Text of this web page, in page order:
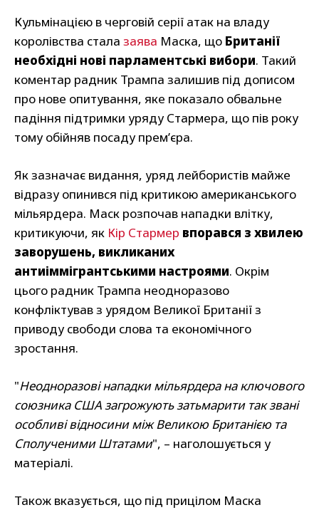
Кульмінацією в черговій серії атак на владу
королівства стала заява Маска, що Британії
необхідні нові парламентські вибори. Такий
коментар радник Трампа залишив під дописом
про нове опитування, яке показало обвальне
падіння підтримки уряду Стармера, що пів року
тому обійняв посаду прем’єра.
Як зазначає видання, уряд лейбористів майже
відразу опинився під критикою американського
мільярдера. Маск розпочав нападки влітку,
критикуючи, як Кір Стармер впорався з хвилею
заворушень, викликаних
антиіммігрантськими настроями. Окрім
цього радник Трампа неодноразово
конфліктував з урядом Великої Британії з
приводу свободи слова та економічного
зростання.
"Неодноразові нападки мільярдера на ключового
союзника США загрожують затьмарити так звані
особливі відносини між Великою Британією та
Сполученими Штатами", – наголошується у
матеріалі.
Також вказується, що під прицілом Маска